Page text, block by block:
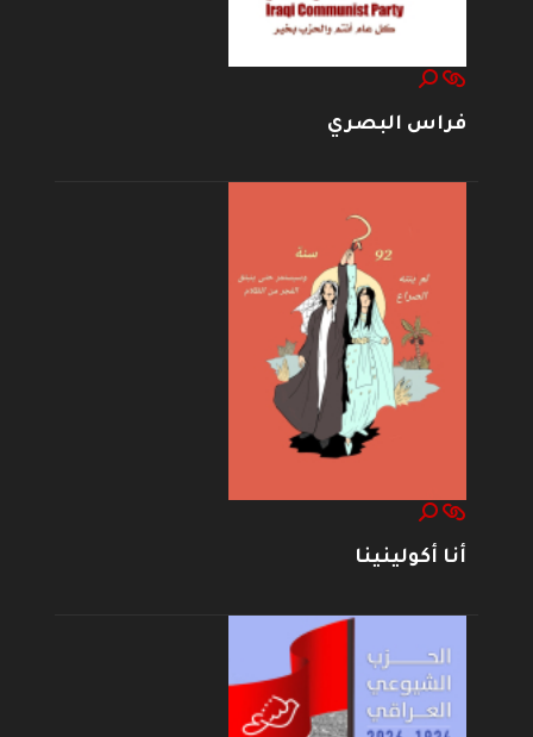
فراس البصري
أنا أكولينينا